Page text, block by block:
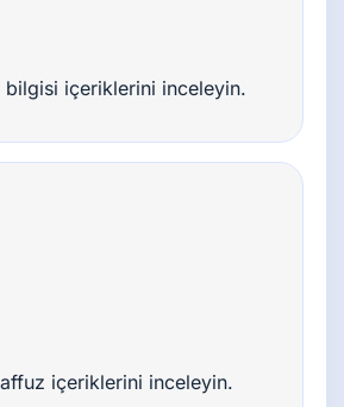
bilgisi içeriklerini inceleyin.
içeriklerini inceleyin.